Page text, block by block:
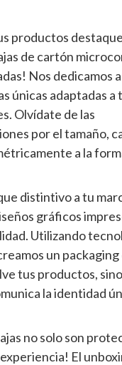
productos
de cartón
Nos dedicamos
únicas adaptadas a
Olvídate de las
por el tamaño,
a la
distintivo a tu
gráficos
Utilizando
un
tus productos,
la identidad
no solo son
El